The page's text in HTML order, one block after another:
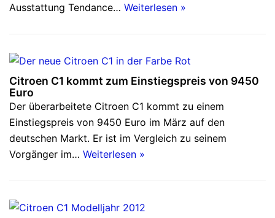
Ausstattung Tendance… Weiterlesen »
Citroen C1 kommt zum Einstiegspreis von 9450
Euro
Der überarbeitete Citroen C1 kommt zu einem
Einstiegspreis von 9450 Euro im März auf den
deutschen Markt. Er ist im Vergleich zu seinem
Vorgänger im… Weiterlesen »